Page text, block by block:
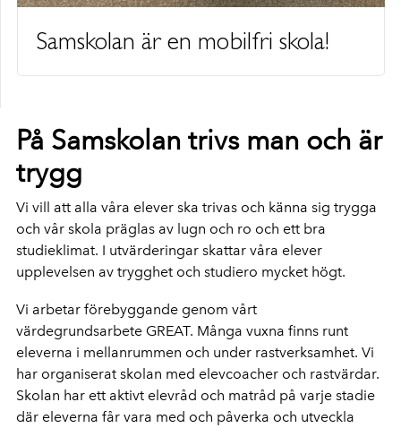
Samskolan är en mobilfri skola!
På Samskolan trivs man och är
trygg
Vi vill att alla våra elever ska trivas och känna sig trygga
och vår skola präglas av lugn och ro och ett bra
studieklimat. I utvärderingar skattar våra elever
upplevelsen av trygghet och studiero mycket högt.
Vi arbetar förebyggande genom vårt
värdegrundsarbete GREAT. Många vuxna finns runt
eleverna i mellanrummen och under rastverksamhet. Vi
har organiserat skolan med elevcoacher och rastvärdar.
Skolan har ett aktivt elevråd och matråd på varje stadie
där eleverna får vara med och påverka och utveckla